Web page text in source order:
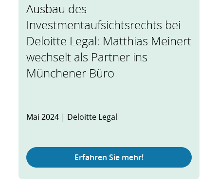
Ausbau des
Investmentaufsichtsrechts bei
Deloitte Legal: Matthias Meinert
wechselt als Partner ins
Münchener Büro
Mai 2024 | Deloitte Legal
Erfahren Sie mehr!